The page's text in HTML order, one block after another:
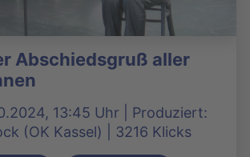
Abschiedsgruß aller
13:45 Uhr | Produziert:
(OK Kassel) | 3216 Klicks